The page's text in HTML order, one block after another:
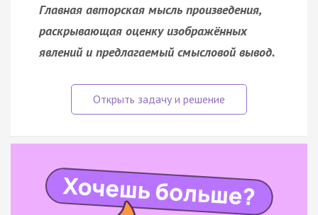
Главная авторская мысль произведения,
раскрывающая оценку изображённых
явлений и предлагаемый смысловой вывод.